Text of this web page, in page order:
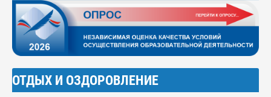
ОТДЫХ И ОЗДОРОВЛЕНИЕ